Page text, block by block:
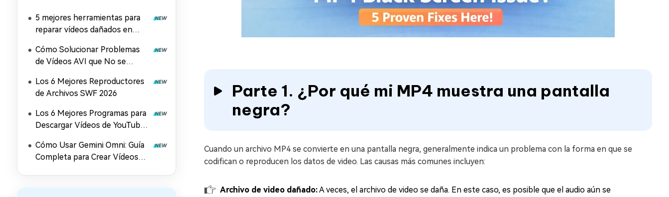
5 mejores herramientas para
reparar vídeos dañados en
Cómo Solucionar Problemas
de Vídeos AVI que No se
y Móviles (2026)
Los 6 Mejores Reproductores
de Archivos SWF 2026
Los 6 Mejores Programas para
Descargar Vídeos de YouTube
Cómo Usar Gemini Omni: Guía
Completa para Crear Vídeos
Parte 1. ¿Por qué mi MP4 muestra una pantalla
negra?
Cuando un archivo MP4 se convierte en una pantalla negra, generalmente indica un problema con la forma en que se
codifican o reproducen los datos de video. Las causas más comunes incluyen:
Archivo de video dañado:A veces, el archivo de video se daña. En este caso, es posible que el audio aún se